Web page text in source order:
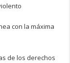
con la máxima
de los derechos